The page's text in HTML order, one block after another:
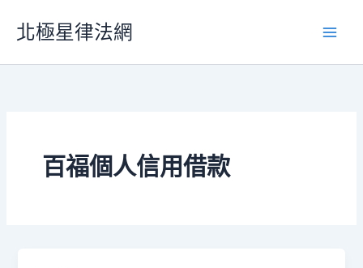
要
北極星律法網
百福個人信用借款